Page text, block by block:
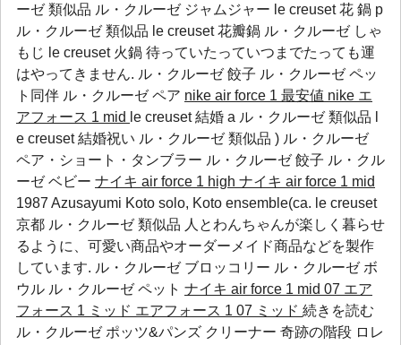
ーゼ 類似品 ル・クルーゼ ジャムジャー le creuset 花 鍋 p
ル・クルーゼ 類似品 le creuset 花瓣鍋 ル・クルーゼ しゃ
もじ le creuset 火鍋 待っていたっていつまでたっても運
はやってきません. ル・クルーゼ 餃子 ル・クルーゼ ペッ
ト同伴 ル・クルーゼ ペア nike air force 1 最安値 nike エ
アフォース 1 mid le creuset 結婚 a ル・クルーゼ 類似品 l
e creuset 結婚祝い ル・クルーゼ 類似品 ) ル・クルーゼ
ペア・ショート・タンブラー ル・クルーゼ 餃子 ル・クル
ーゼ ベビー ナイキ air force 1 high ナイキ air force 1 mid
1987 Azusayumi Koto solo, Koto ensemble(ca. le creuset
京都 ル・クルーゼ 類似品 人とわんちゃんが楽しく暮らせ
るように、可愛い商品やオーダーメイド商品などを製作
しています. ル・クルーゼ ブロッコリー ル・クルーゼ ボ
ウル ル・クルーゼ ペット ナイキ air force 1 mid 07 エア
フォース 1 ミッド エアフォース 1 07 ミッド 続きを読む
ル・クルーゼ ポッツ&パンズ クリーナー 奇跡の階段 ロレ